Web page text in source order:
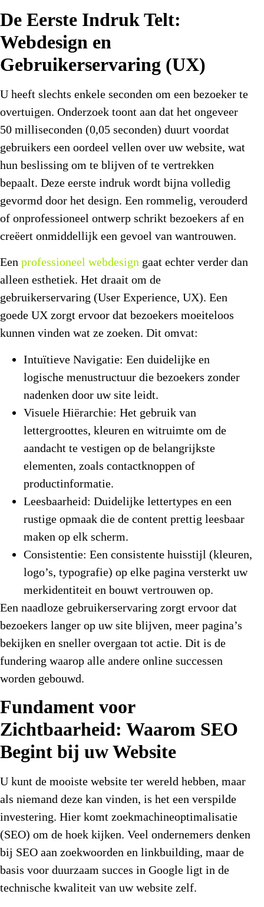
De Eerste Indruk Telt:
Webdesign en
Gebruikerservaring (UX)
U heeft slechts enkele seconden om een bezoeker te
overtuigen. Onderzoek toont aan dat het ongeveer
50 milliseconden (0,05 seconden) duurt voordat
gebruikers een oordeel vellen over uw website, wat
hun beslissing om te blijven of te vertrekken
bepaalt. Deze eerste indruk wordt bijna volledig
gevormd door het design. Een rommelig, verouderd
of onprofessioneel ontwerp schrikt bezoekers af en
creëert onmiddellijk een gevoel van wantrouwen.
Een professioneel webdesign gaat echter verder dan
alleen esthetiek. Het draait om de
gebruikerservaring (User Experience, UX). Een
goede UX zorgt ervoor dat bezoekers moeiteloos
kunnen vinden wat ze zoeken. Dit omvat:
Intuïtieve Navigatie: Een duidelijke en
logische menustructuur die bezoekers zonder
nadenken door uw site leidt.
Visuele Hiërarchie: Het gebruik van
lettergroottes, kleuren en witruimte om de
aandacht te vestigen op de belangrijkste
elementen, zoals contactknoppen of
productinformatie.
Leesbaarheid: Duidelijke lettertypes en een
rustige opmaak die de content prettig leesbaar
maken op elk scherm.
Consistentie: Een consistente huisstijl (kleuren,
logo’s, typografie) op elke pagina versterkt uw
merkidentiteit en bouwt vertrouwen op.
Een naadloze gebruikerservaring zorgt ervoor dat
bezoekers langer op uw site blijven, meer pagina’s
bekijken en sneller overgaan tot actie. Dit is de
fundering waarop alle andere online successen
worden gebouwd.
Fundament voor
Zichtbaarheid: Waarom SEO
Begint bij uw Website
U kunt de mooiste website ter wereld hebben, maar
als niemand deze kan vinden, is het een verspilde
investering. Hier komt zoekmachineoptimalisatie
(SEO) om de hoek kijken. Veel ondernemers denken
bij SEO aan zoekwoorden en linkbuilding, maar de
basis voor duurzaam succes in Google ligt in de
technische kwaliteit van uw website zelf.